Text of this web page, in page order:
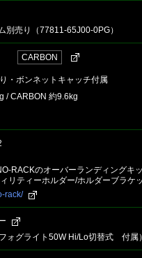
売り（77811-65J00-0PG）
CARBON
・ボンネットキャッチ付属
/ CARBON 約9.6kg
RACKのオーバーランディングキ
リティーホルダー/ホルダーブラケ
rack/
ォグライト50W Hi/Lo切替式 付属